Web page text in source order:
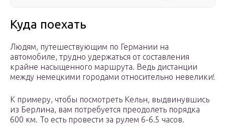
Куда поехать
Людям, путешествующим по Германии на
автомобиле, трудно удержаться от составления
крайне насыщенного маршрута. Ведь дистанции
между немецкими городами относительно невелики!
К примеру, чтобы посмотреть Кельн, выдвинувшись
из Берлина, вам потребуется преодолеть порядка
600 км. То есть провести за рулем 6-6.5 часов.